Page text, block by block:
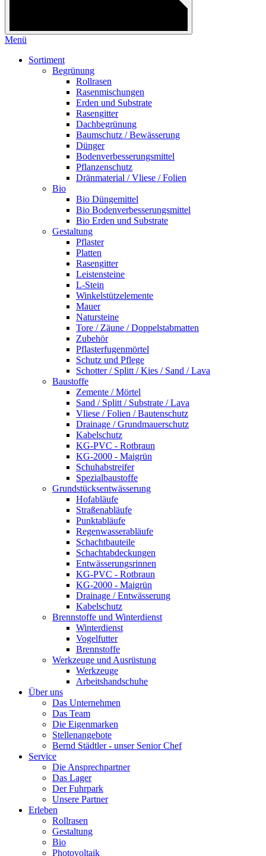
Menü
Sortiment
Begrünung
Rollrasen
Rasenmischungen
Erden und Substrate
Rasengitter
Dachbegrünung
Baumschutz / Bewässerung
Dünger
Bodenverbesserungsmittel
Pflanzenschutz
Dränmaterial / Vliese / Folien
Bio
Bio Düngemittel
Bio Bodenverbesserungsmittel
Bio Erden und Substrate
Gestaltung
Pflaster
Platten
Rasengitter
Leistensteine
L-Stein
Winkelstützelemente
Mauer
Natursteine
Tore / Zäune / Doppelstabmatten
Zubehör
Pflasterfugenmörtel
Schutz und Pflege
Schotter / Splitt / Kies / Sand / Lava
Baustoffe
Zemente / Mörtel
Sand / Splitt / Substrate / Lava
Vliese / Folien / Bautenschutz
Drainage / Grundmauerschutz
Kabelschutz
KG-PVC - Rotbraun
KG-2000 - Maigrün
Schuhabstreifer
Spezialbaustoffe
Grundstücksentwässerung
Hofabläufe
Straßenabläufe
Punktabläufe
Regenwasserabläufe
Schachtbauteile
Schachtabdeckungen
Entwässerungsrinnen
KG-PVC - Rotbraun
KG-2000 - Maigrün
Drainage / Entwässerung
Kabelschutz
Brennstoffe und Winterdienst
Winterdienst
Vogelfutter
Brennstoffe
Werkzeuge und Ausrüstung
Werkzeuge
Arbeitshandschuhe
Über uns
Das Unternehmen
Das Team
Die Eigenmarken
Stellenangebote
Bernd Städtler - unser Senior Chef
Service
Die Ansprechpartner
Das Lager
Der Fuhrpark
Unsere Partner
Erleben
Rollrasen
Gestaltung
Bio
Photovoltaik